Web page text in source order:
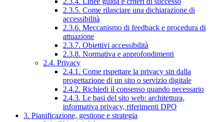
2.3.5. Come rilasciare una dichiarazione di
accessibilità
2.3.6. Meccanismo di feedback e procedura di
attuazione
2.3.7. Obiettivi accessibilità
2.3.8. Normativa e approfondimenti
2.4. Privacy
2.4.1. Come rispettare la privacy sin dalla
progettazione di un sito o servizio digitale
2.4.2. Richiedi il consenso quando necessario
2.4.3. Le basi del sito web: architettura,
informativa privacy, riferimenti DPO
3. Pianificazione, gestione e strategia